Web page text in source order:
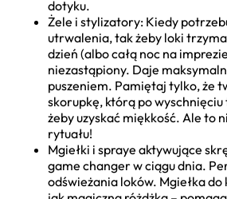
dotyku.
Żele i stylizatory: Kiedy
utrwalenia, tak żeby loki
dzień (albo całą noc na
niezastąpiony. Daje
puszeniem. Pamiętaj tylko, że
skorupkę, którą po wyschnięciu
żeby uzyskać miękkość. Ale to
rytuału!
Mgiełki i spraye aktywujące
game changer w ciągu dnia.
odświeżania loków. Mgiełka